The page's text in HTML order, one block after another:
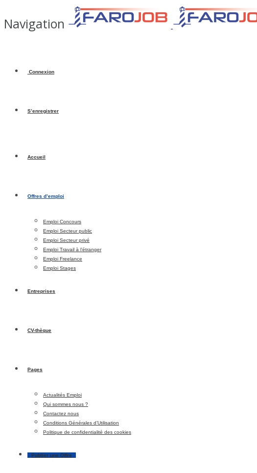
Navigation
Connexion
S’enregistrer
Accueil
Offres d’emploi
Emploi Concours
Emploi Secteur public
Emploi Secteur privé
Emploi Travail à l’étranger
Emploi Freelance
Emploi Stages
Entreprises
CV-thèque
Pages
Actualités Emploi
Qui sommes nous ?
Contactez nous
Conditions Générales d’Utilisation
Politique de confidentialité des cookies
Publier une Offre